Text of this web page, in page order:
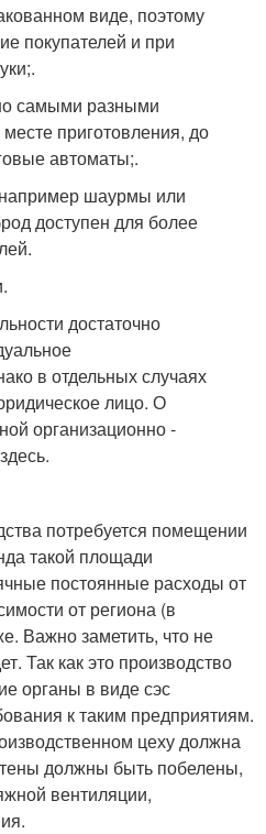
виде, поэтому
покупателей и при
самыми разными
приготовления, до
автоматы;.
шаурмы или
доступен для более
достаточно
в отдельных случаях
лицо. О
организационно -
потребуется помещении
такой площади
постоянные расходы от
от региона (в
Важно заметить, что не
Так как это производство
органы в виде сэс
к таким предприятиям.
цеху должна
должны быть побелены,
вентиляции,